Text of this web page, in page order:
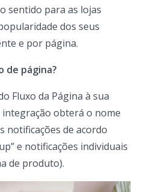
sentido para as lojas
dos seus
e por página.
de página?
Fluxo da Página à sua
obterá o nome
notificações de acordo
e notificações individuais
de produto).